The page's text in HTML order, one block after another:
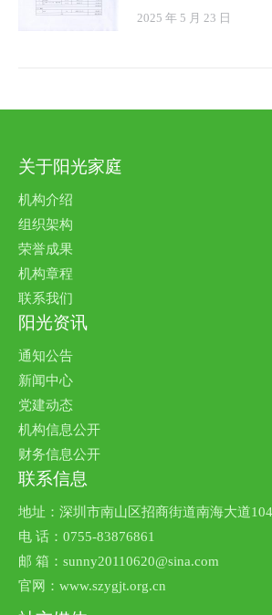
2025 年 5 月 23 日
关于阳光家庭
机构介绍
组织架构
荣誉成果
机构章程
联系我们
阳光资讯
通知公告
新闻中心
党建动态
机构信息公开
财务信息公开
联系信息
地址：深圳市南山区招商街道南海大道
电 话：0755-83876861
邮 箱：sunny20110620@sina.com
官网：www.szygjt.org.cn